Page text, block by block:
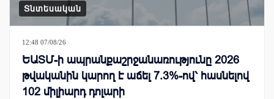
Տնտեսական
12:48 07/08/26
ԵԱՏՄ-ի ապրանքաշրջանառությունը 2026
թվականին կարող է աճել 7.3%-ով՝ հասնելով
102 միլիարդ դոլարի